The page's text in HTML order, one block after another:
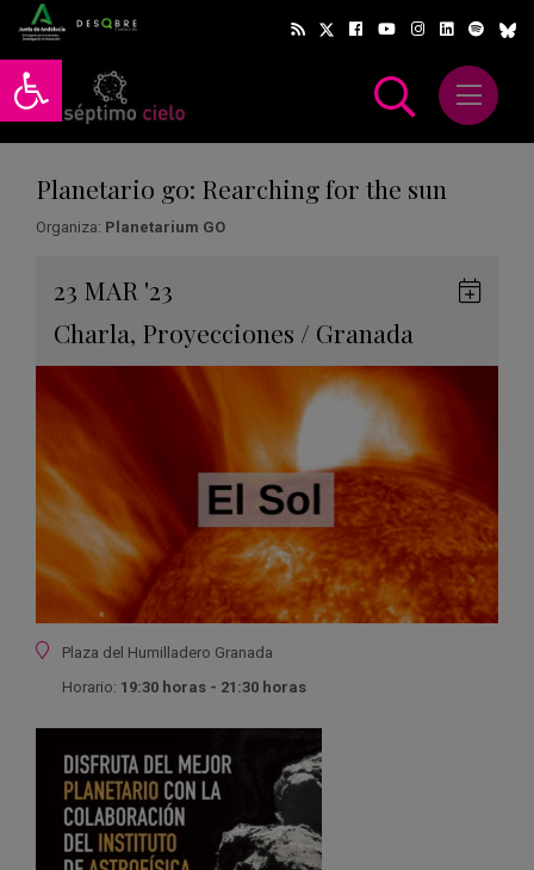
Abrir barra de herramientas
Abrir
Planetario go: Rearching for the sun
Organiza: Planetarium GO
23 MAR '23
Charla, Proyecciones / Granada
Ubicación
Plaza del Humilladero Granada
Horario: 19:30 horas - 21:30 horas